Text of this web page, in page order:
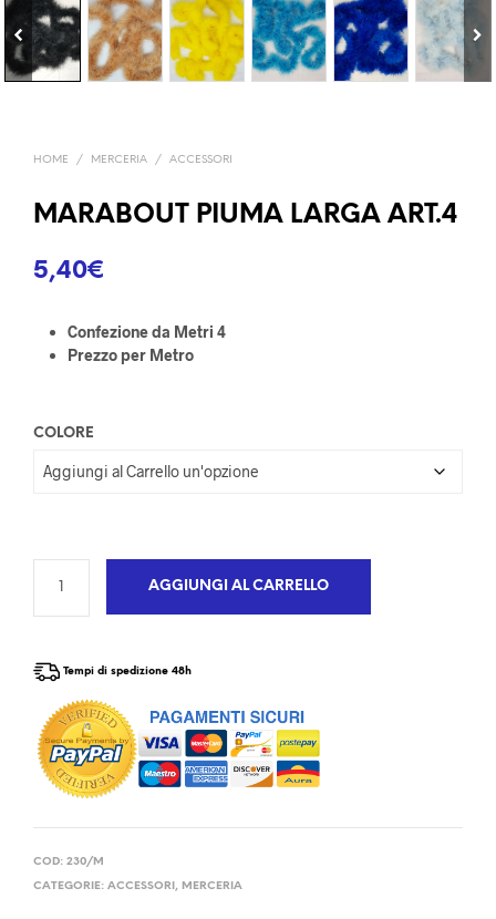
HOME / MERCERIA / ACCESSORI
MARABOUT PIUMA LARGA ART.4
5,40€
Confezione da Metri 4
Prezzo per Metro
COLORE
AGGIUNGI AL CARRELLO
Tempi di spedizione 48h
COD: 230/M
CATEGORIE: ACCESSORI , MERCERIA